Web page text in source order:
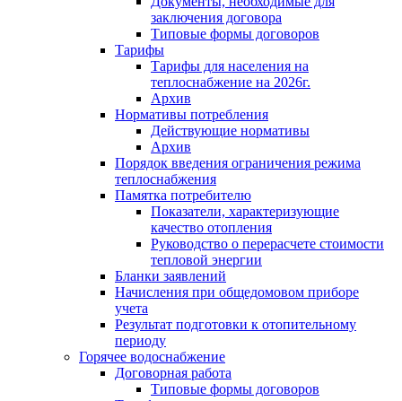
заключения договора
Типовые формы договоров
Тарифы
Тарифы для населения на
теплоснабжение на 2026г.
Архив
Нормативы потребления
Действующие нормативы
Архив
Порядок введения ограничения режима
теплоснабжения
Памятка потребителю
Показатели, характеризующие
качество отопления
Руководство о перерасчете стоимости
тепловой энергии
Бланки заявлений
Начисления при общедомовом приборе
учета
Результат подготовки к отопительному
периоду
Горячее водоснабжение
Договорная работа
Типовые формы договоров